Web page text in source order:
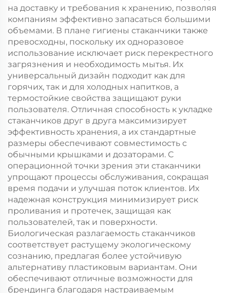
на доставку и требования к хранению, позволяя
компаниям эффективно запасаться большими
объемами. В плане гигиены стаканчики также
превосходны, поскольку их одноразовое
использование исключает риск перекрестного
загрязнения и необходимость мытья. Их
универсальный дизайн подходит как для
горячих, так и для холодных напитков, а
термостойкие свойства защищают руки
пользователя. Отличная способность к укладке
стаканчиков друг в друга максимизирует
эффективность хранения, а их стандартные
размеры обеспечивают совместимость с
обычными крышками и дозаторами. С
операционной точки зрения эти стаканчики
упрощают процессы обслуживания, сокращая
время подачи и улучшая поток клиентов. Их
надежная конструкция минимизирует риск
проливания и протечек, защищая как
пользователей, так и поверхности.
Биологическая разлагаемость стаканчиков
соответствует растущему экологическому
сознанию, предлагая более устойчивую
альтернативу пластиковым вариантам. Они
обеспечивают отличные возможности для
брендинга благодаря настраиваемым